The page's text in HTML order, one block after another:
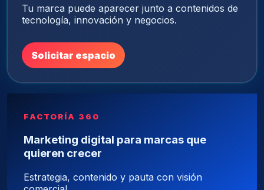
Tu marca puede aparecer junto a contenidos de
tecnología, innovación y negocios.
Solicitar espacio
FACTORÍA 360
Marketing digital para marcas que
quieren crecer
Estrategia, contenido y pauta con visión